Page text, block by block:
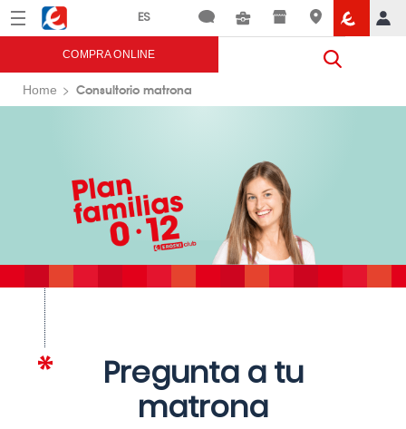
Menú Eroski
COMPRA ONLINE
Home Consultorio matrona
Pregunta a tu
matrona